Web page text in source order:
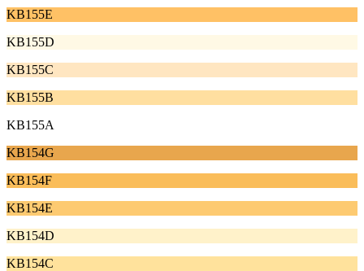
KB155E
KB155D
KB155C
KB155B
KB155A
KB154G
KB154F
KB154E
KB154D
KB154C